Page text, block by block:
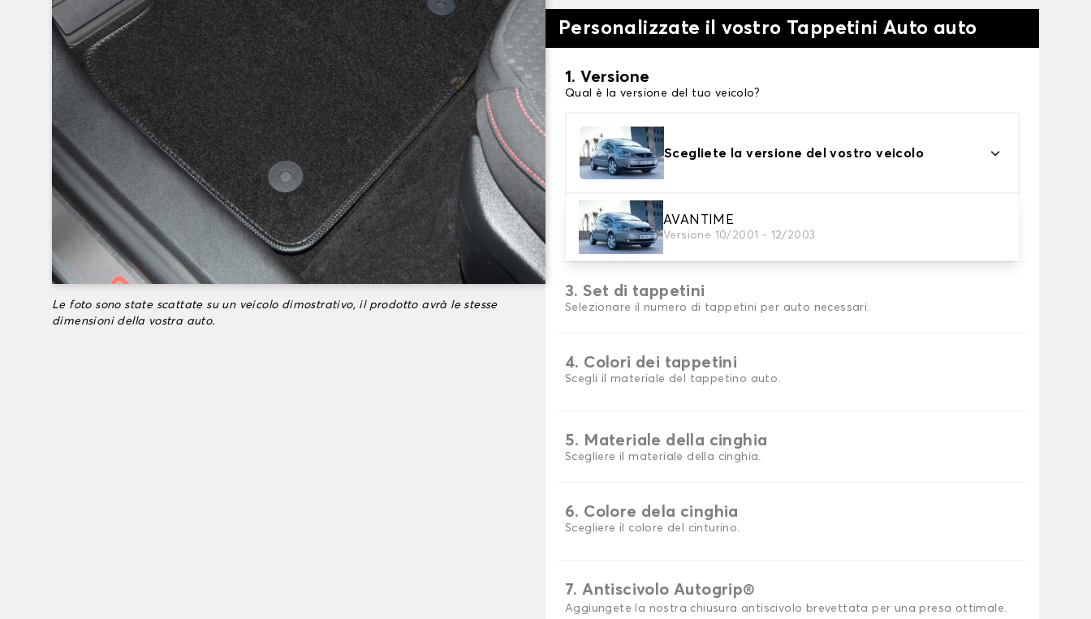
Le foto sono state scattate su un veicolo dimostrativo, il prodotto avrà le stesse
dimensioni della vostra auto.
Personalizzate il vostro Tappetini Auto auto
1. Versione
Qual è la versione del tuo veicolo?
Scegliete la versione del vostro veicolo
AVANTIME
Versione 10/2001 - 12/2003
2. Materiale
Scegli il materiale del tappetini auto
3. Set di tappetini
Selezionare il numero di tappetini per auto necessari.
4. Colori dei tappetini
Scegli il materiale del tappetino auto.
5. Materiale della cinghia
Scegliere il materiale della cinghia.
6. Colore dela cinghia
Scegliere il colore del cinturino.
7. Antiscivolo Autogrip®
Aggiungete la nostra chiusura antiscivolo brevettata per una presa ottimale.